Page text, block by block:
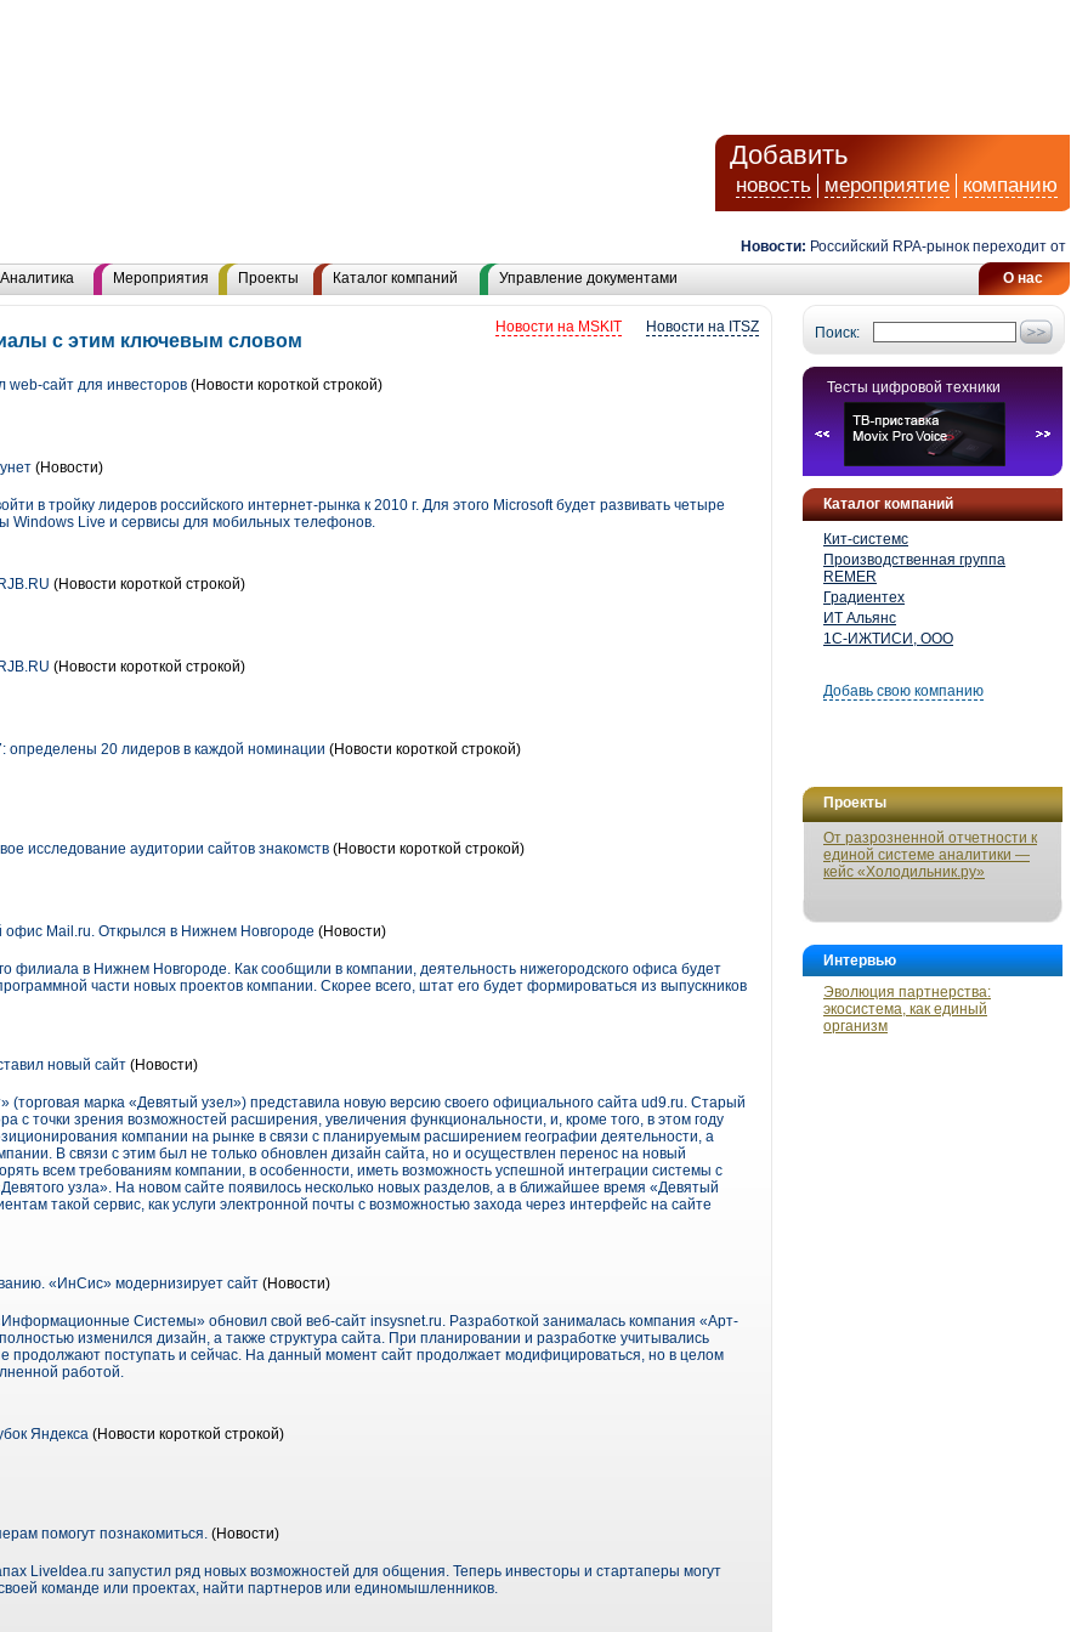
Добавить
новость мероприятие компанию
Новости: Российский RPA-рынок переходит от
О нас
Аналитика Мероприятия Проекты Каталог компаний Управление документами
Поиск:
Тесты цифровой техники
Каталог компаний
Кит-системс
Производственная группа
REMER
Градиентех
ИТ Альянс
1С-ИЖТИСИ, ООО
Добавь свою компанию
Проекты
От разрозненной отчетности к
единой системе аналитики —
кейс «Холодильник.ру»
Интервью
Эволюция партнерства:
экосистема, как единый
организм
Новости на ITSZ
Новости на MSKIT
с этим ключевым словом
сайт для инвесторов (Новости короткой строкой)
(Новости)
в тройку лидеров российского интернет-рынка к 2010 г. Для этого Microsoft будет развивать четыре
Windows Live и сервисы для мобильных телефонов.
(Новости короткой строкой)
(Новости короткой строкой)
20 лидеров в каждой номинации (Новости короткой строкой)
исследование аудитории сайтов знакомств (Новости короткой строкой)
Mail.ru. Открылся в Нижнем Новгороде (Новости)
филиала в Нижнем Новгороде. Как сообщили в компании, деятельность нижегородского офиса будет
части новых проектов компании. Скорее всего, штат его будет формироваться из выпускников
новый сайт (Новости)
(торговая марка «Девятый узел») представила новую версию своего официального сайта ud9.ru. Старый
с точки зрения возможностей расширения, увеличения функциональности, и, кроме того, в этом году
компании на рынке в связи с планируемым расширением географии деятельности, а
В связи с этим был не только обновлен дизайн сайта, но и осуществлен перенос на новый
всем требованиям компании, в особенности, иметь возможность успешной интеграции системы с
узла». На новом сайте появилось несколько новых разделов, а в ближайшее время «Девятый
такой сервис, как услуги электронной почты с возможностью захода через интерфейс на сайте
«ИнСис» модернизирует сайт (Новости)
Системы» обновил свой веб-сайт insysnet.ru. Разработкой занималась компания «Арт-
изменился дизайн, а также структура сайта. При планировании и разработке учитывались
продолжают поступать и сейчас. На данный момент сайт продолжает модифицироваться, но в целом
работой.
Яндекса (Новости короткой строкой)
помогут познакомиться. (Новости)
LiveIdea.ru запустил ряд новых возможностей для общения. Теперь инвесторы и стартаперы могут
команде или проектах, найти партнеров или единомышленников.